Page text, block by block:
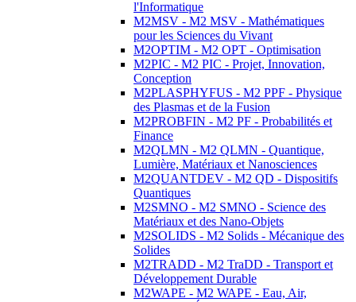
l'Informatique
M2MSV - M2 MSV - Mathématiques
pour les Sciences du Vivant
M2OPTIM - M2 OPT - Optimisation
M2PIC - M2 PIC - Projet, Innovation,
Conception
M2PLASPHYFUS - M2 PPF - Physique
des Plasmas et de la Fusion
M2PROBFIN - M2 PF - Probabilités et
Finance
M2QLMN - M2 QLMN - Quantique,
Lumière, Matériaux et Nanosciences
M2QUANTDEV - M2 QD - Dispositifs
Quantiques
M2SMNO - M2 SMNO - Science des
Matériaux et des Nano-Objets
M2SOLIDS - M2 Solids - Mécanique des
Solides
M2TRADD - M2 TraDD - Transport et
Développement Durable
M2WAPE - M2 WAPE - Eau, Air,